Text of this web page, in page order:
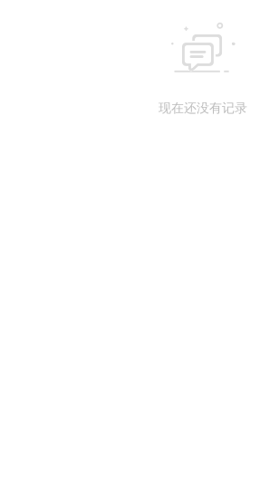

现在还没有记录